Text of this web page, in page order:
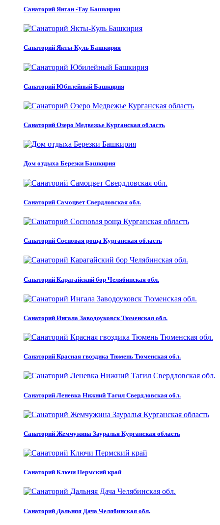
Санаторий Янган -Тау Башкирия
Санаторий Якты-Куль Башкирия
Санаторий Юбилейный Башкирия
Санаторий Озеро Медвежье Курганская область
Дом отдыха Березки Башкирия
Санаторий Самоцвет Свердловская обл.
Санаторий Сосновая роща Курганская область
Санаторий Карагайский бор Челябинская обл.
Санаторий Ингала Заводоуковск Тюменская обл.
Санаторий Красная гвоздика Тюмень Тюменская обл.
Санаторий Леневка Нижний Тагил Свердловская обл.
Санаторий Жемчужина Зауралья Курганская область
Санаторий Ключи Пермский край
Санаторий Дальняя Дача Челябинская обл.